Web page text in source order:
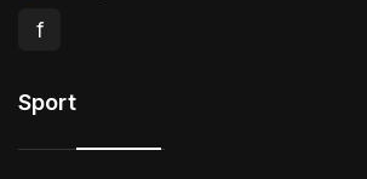
f
Sport